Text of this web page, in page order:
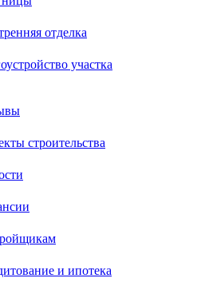
отделка
участка
строительства
и ипотека